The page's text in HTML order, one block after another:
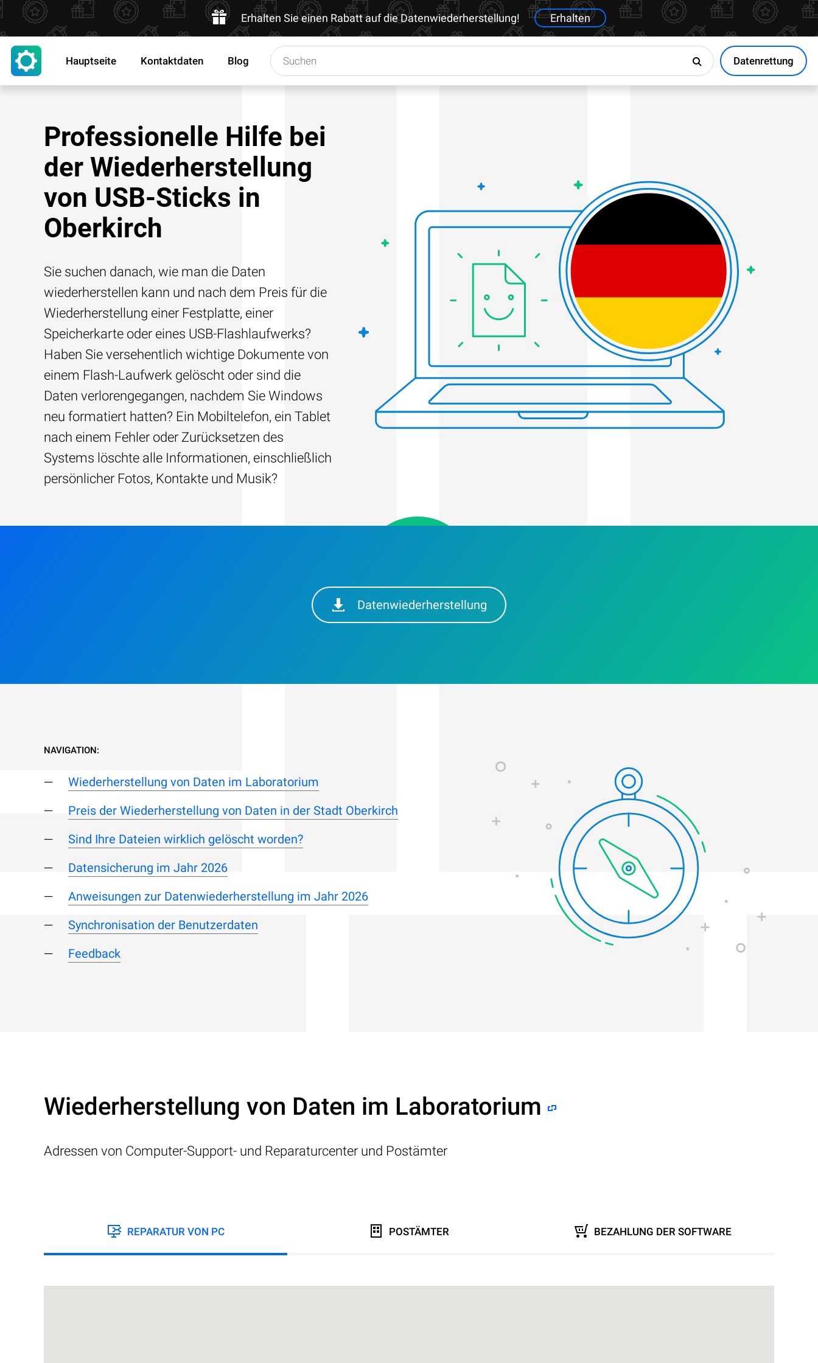
Erhalten Sie einen Rabatt auf die Datenwiederherstellung! Erhalten
Datenrettung
Hauptseite Kontaktdaten Blog
Professionelle Hilfe bei
der Wiederherstellung
von USB-Sticks in
Oberkirch
Sie suchen danach, wie man die Daten
wiederherstellen kann und nach dem Preis für die
Wiederherstellung einer Festplatte, einer
Speicherkarte oder eines USB-Flashlaufwerks?
Haben Sie versehentlich wichtige Dokumente von
einem Flash-Laufwerk gelöscht oder sind die
Daten verlorengegangen, nachdem Sie Windows
neu formatiert hatten? Ein Mobiltelefon, ein Tablet
nach einem Fehler oder Zurücksetzen des
Systems löschte alle Informationen, einschließlich
persönlicher Fotos, Kontakte und Musik?
Datenwiederherstellung
NAVIGATION:
Wiederherstellung von Daten im Laboratorium
Preis der Wiederherstellung von Daten in der Stadt Oberkirch
Sind Ihre Dateien wirklich gelöscht worden?
Datensicherung im Jahr 2026
Anweisungen zur Datenwiederherstellung im Jahr 2026
Synchronisation der Benutzerdaten
Feedback
Wiederherstellung von Daten im Laboratorium
Adressen von Computer-Support- und Reparaturcenter und Postämter
REPARATUR VON PC POSTÄMTER BEZAHLUNG DER SOFTWARE